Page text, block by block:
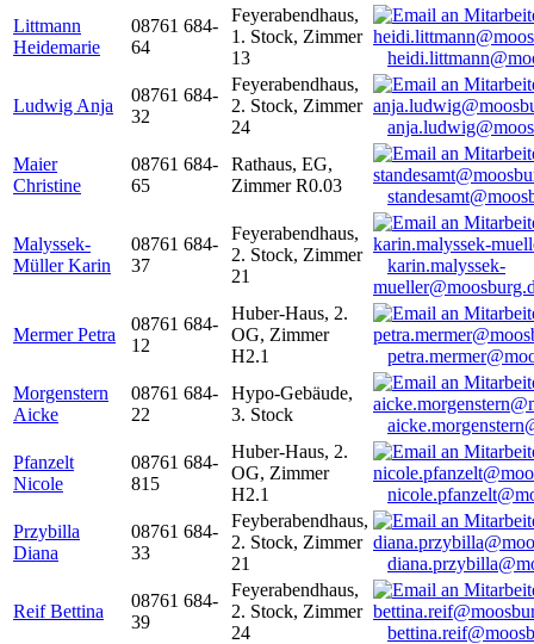
Littmann
Heidemarie
08761 684-
64
Feyerabendhaus,
1. Stock, Zimmer
13
Ludwig Anja
08761 684-
32
Feyerabendhaus,
2. Stock, Zimmer
24
Maier
Christine
08761 684-
65
Rathaus, EG,
Zimmer R0.03
Malyssek-
Müller Karin
08761 684-
37
Feyerabendhaus,
2. Stock, Zimmer
21
karin.malyssek-
Mermer Petra
08761 684-
12
Huber-Haus, 2.
OG, Zimmer
H2.1
Morgenstern
Aicke
08761 684-
22
Hypo-Gebäude,
3. Stock
Pfanzelt
Nicole
08761 684-
815
Huber-Haus, 2.
OG, Zimmer
H2.1
Przybilla
Diana
08761 684-
33
Feyberabendhaus,
2. Stock, Zimmer
21
Reif Bettina
08761 684-
39
Feyerabendhaus,
2. Stock, Zimmer
24